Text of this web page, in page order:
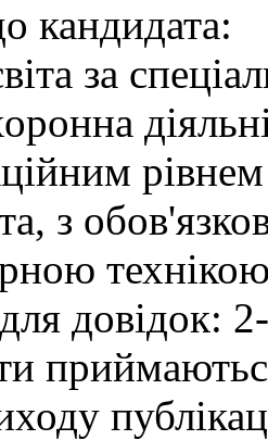
кандидата:
за
з
довідок: